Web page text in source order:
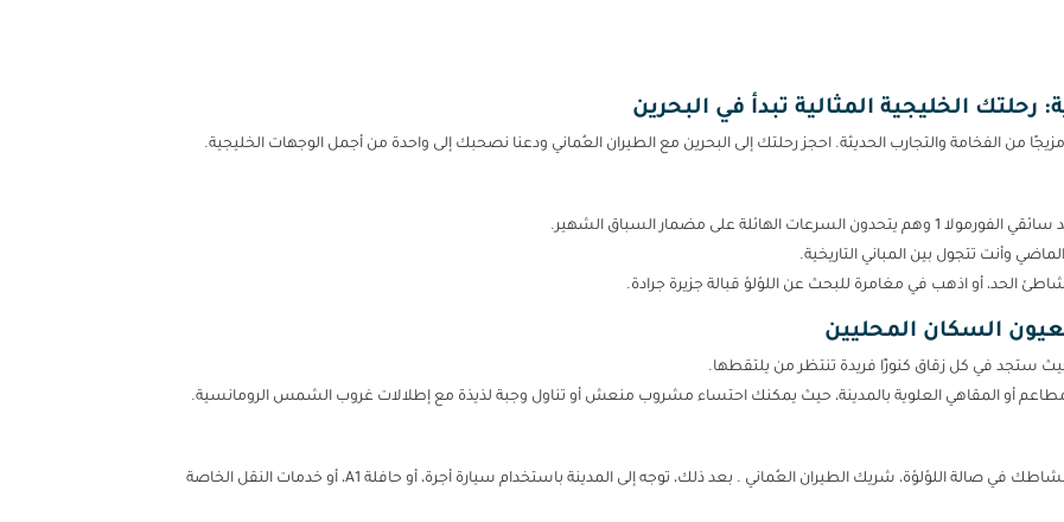
الخليجية المثالية تبدأ في البحرين
من الفخامة والتجارب الحديثة. احجز رحلتك إلى البحرين مع الطيران العُماني ودعنا نصحبك إلى واحدة من أجمل الوجهات الخليجية.
وأنت تتجول بين المباني التاريخية.
الحد، أو اذهب في مغامرة للبحث عن اللؤلؤ قبالة جزيرة جرادة.
السكان المحليين
ستجد في كل زقاق كنوزًا فريدة تنتظر من يلتقطها.
أو المقاهي العلوية بالمدينة، حيث يمكنك احتساء مشروب منعش أو تناول وجبة لذيذة مع إطلالات غروب الشمس الرومانسية.
عند وصولك إلى مطار البحرين الدولي (BAH)، يمكنك استعادة نشاطك في صالة اللؤلؤة، شريك الطيران العُماني . بعد ذلك، توجه إلى المدينة باستخدام سيارة أجرة، أو حافلة A1، أو خدمات النقل الخاصة